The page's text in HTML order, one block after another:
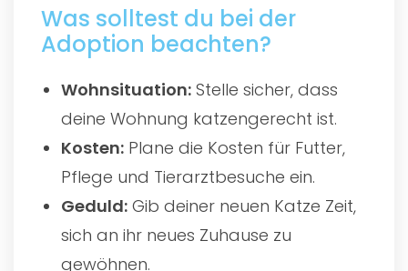
Was solltest du bei der
Adoption beachten?
Wohnsituation: Stelle sicher, dass
deine Wohnung katzengerecht ist.
Kosten: Plane die Kosten für Futter,
Pflege und Tierarztbesuche ein.
Geduld: Gib deiner neuen Katze Zeit,
sich an ihr neues Zuhause zu
gewöhnen.